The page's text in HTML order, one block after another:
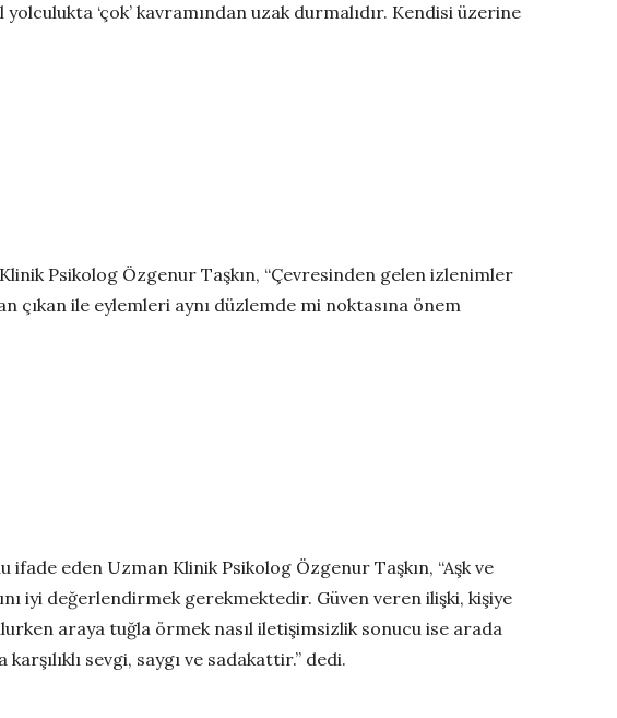
‘çok’ kavramından uzak durmalıdır. Kendisi üzerine
Psikolog Özgenur Taşkın, “Çevresinden gelen izlenimler
çıkan ile eylemleri aynı düzlemde mi noktasına önem
eden Uzman Klinik Psikolog Özgenur Taşkın, “Aşk ve
iyi değerlendirmek gerekmektedir. Güven veren ilişki, kişiye
araya tuğla örmek nasıl iletişimsizlik sonucu ise arada
sevgi, saygı ve sadakattir.” dedi.